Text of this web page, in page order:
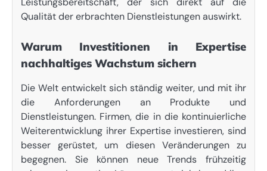
Qualität der erbrachten Dienstleistungen auswirkt.
Warum Investitionen in Expertise
nachhaltiges Wachstum sichern
Die Welt entwickelt sich ständig weiter, und mit ihr
die Anforderungen an Produkte und
Dienstleistungen. Firmen, die in die kontinuierliche
Weiterentwicklung ihrer Expertise investieren, sind
besser gerüstet, um diesen Veränderungen zu
begegnen. Sie können neue Trends frühzeitig